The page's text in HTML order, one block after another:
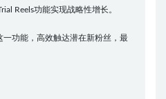
Reels功能实现战略性增长。
功能，高效触达潜在新粉丝，最